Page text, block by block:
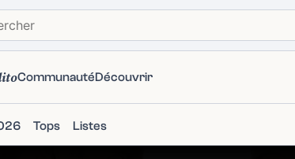
CommunautéDécouvrir
Tops Listes